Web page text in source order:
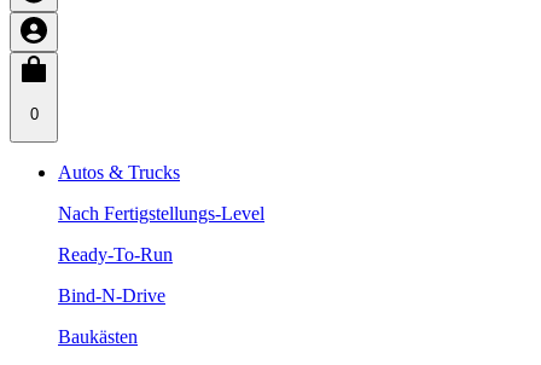
0
Autos & Trucks
Nach Fertigstellungs-Level
Ready-To-Run
Bind-N-Drive
Baukästen